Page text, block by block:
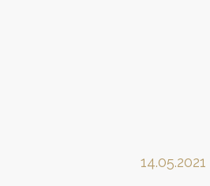
14.05.2021